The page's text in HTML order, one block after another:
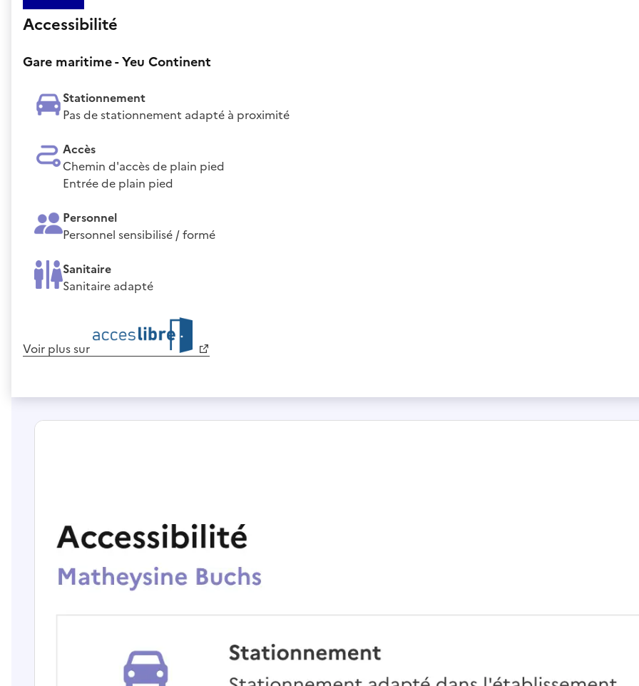
Accessibilité
Gare maritime - Yeu Continent
Stationnement
Pas de stationnement adapté à proximité
Accès
Chemin d'accès de plain pied
Entrée de plain pied
Personnel
Personnel sensibilisé / formé
Sanitaire
Sanitaire adapté
Voir plus sur